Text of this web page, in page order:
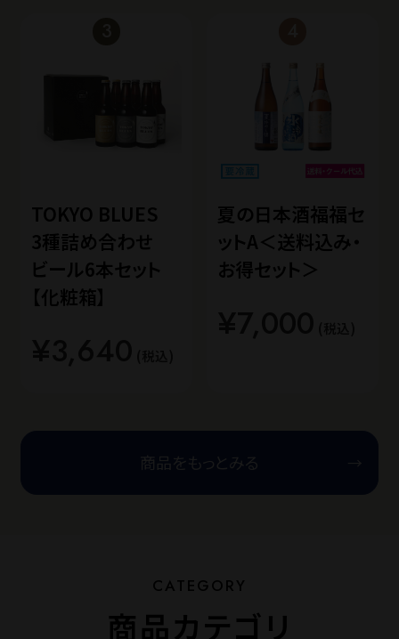
TOKYO BLUES
3種詰め合わせ
ビール6本セット
【化粧箱】
夏の日本酒福福セ
ットA＜送料込み・
お得セット＞
商品カテゴリ